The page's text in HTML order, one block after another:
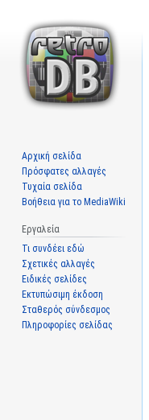
Αρχική σελίδα
Πρόσφατες αλλαγές
Τυχαία σελίδα
Βοήθεια για το MediaWiki
Εργαλεία
Τι συνδέει εδώ
Σχετικές αλλαγές
Ειδικές σελίδες
Εκτυπώσιμη έκδοση
Σταθερός σύνδεσμος
Πληροφορίες σελίδας